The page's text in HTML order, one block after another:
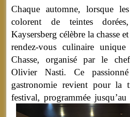
Chaque automne, lorsque
colorent de teintes
Kaysersberg célèbre la chasse
rendez-vous culinaire
Chasse, organisé par le
Olivier Nasti. Ce
gastronomie revient pour la
festival, programmée